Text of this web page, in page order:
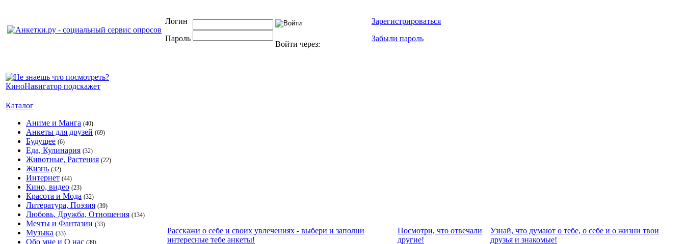
Логин
Пароль
Войти через:
Зарегистрироваться
Забыли пароль
Каталог
Аниме и Манга (40)
Анкеты для друзей (69)
Будущее (6)
Еда, Кулинария (32)
Животные, Растения (22)
Жизнь (32)
Интернет (44)
Кино, видео (23)
Красота и Мода (32)
Литература, Поэзия (39)
Любовь, Дружба, Отношения (134)
Мечты и Фантазии (33)
Музыка (33)
Обо мне и О нас (39)
Расскажи о себе и своих увлечениях - выбери и заполни
интересные тебе анкеты!
Посмотри, что отвeчали
другие!
Узнай, что думают о тебе, о себе и о жизни твои
друзья и знакомые!